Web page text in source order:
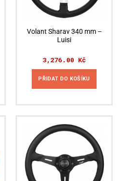
Volant Sharav 340 mm –
Luisi
3,276.00 Kč
PŘIDAT DO KOŠÍKU